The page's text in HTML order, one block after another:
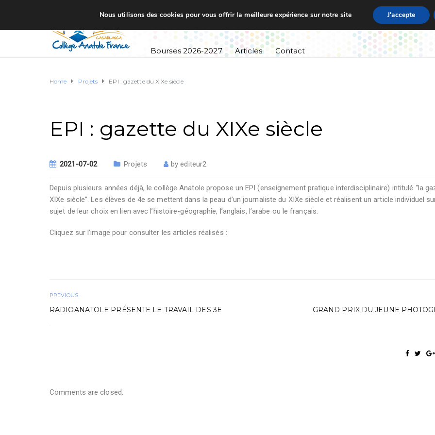
Cursus scolaire
Bourses 2026-2027 Articles Contact
Home Projets EPI : gazette du XIXe siècle
EPI : gazette du XIXe siècle
2021-07-02 Projets byediteur2
Depuis plusieurs années déjà, le collège Anatole propose un EPI (enseignement pratique interdisciplinaire) intitulé “la
XIXe siècle”. Les élèves de 4e se mettent dans la peau d’un journaliste du XIXe siècle et réalisent un article individuel
sujet de leur choix en lien avec l’histoire-géographie, l’anglais, l’arabe ou le français.
Cliquez sur l’image pour consulter les articles réalisés :
PREVIOUS
RADIOANATOLE PRÉSENTE LE TRAVAIL DES 3E GRAND PRIX DU JEUNE
Comments are closed.
Nous utilisons des cookies pour vous offrir la meilleure expérience sur notre site J'accepte